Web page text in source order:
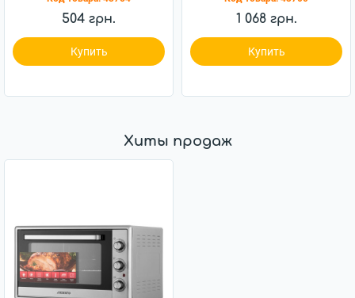
688-027
504 грн.
Купить
344-1
1 068 грн.
Купить
Хиты продаж